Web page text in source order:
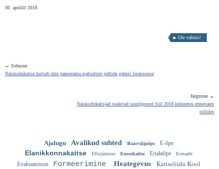
30. aprillil 2018
Ole valmis!
← Eelmine
Naiskodukaitse kutsub üles panustama ajalooliste juhtide galerii loomisesse
Järgmine →
Naiskodukaitsjad osalevad suurõppusel Siil 2018 kümnetes erinevates
rollides
Ajalugu Avalikud suhted Baasväljaõpe E-õpe
Elanikkonnakaitse Ellujäämine Enesekaitse Erialaõpe
Esmaabi
Evakuatsioon
Formeerimine Heategevus Kaitseliidu Kool